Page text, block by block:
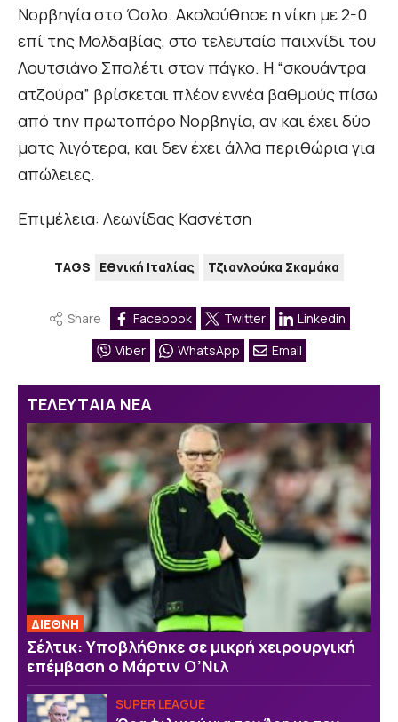
Νορβηγία στο Όσλο. Ακολούθησε η νίκη με 2-0
επί της Μολδαβίας, στο τελευταίο παιχνίδι του
Λουτσιάνο Σπαλέτι στον πάγκο. Η “σκουάντρα
ατζούρα” βρίσκεται πλέον εννέα βαθμούς πίσω
από την πρωτοπόρο Νορβηγία, αν και έχει δύο
ματς λιγότερα, και δεν έχει άλλα περιθώρια για
απώλειες.
Επιμέλεια: Λεωνίδας Κασνέτση
TAGS Εθνική Ιταλίας Τζιανλούκα Σκαμάκα
Share Facebook Twitter
Linkedin
Viber
WhatsApp Email
ΤΕΛΕΥΤΑΙΑ ΝΕΑ
ΔΙΕΘΝΗ
Σέλτικ: Υποβλήθηκε σε μικρή χειρουργική
επέμβαση ο Μάρτιν Ο’Νιλ
SUPER LEAGUE